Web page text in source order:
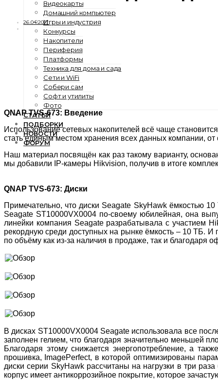
Видеокарты
Домашний компьютер
Игры и индустрия
Конкурсы
Накопители
Периферия
Платформы
Техника для дома и сада
Сети и WiFi
Собери сам
Софт и утилиты
Фото
СТАТЬИ
ПОДБОРКИ
НОВОСТИ
ФОРУМ
26.04.2017
QNAP TVS-673: Введение
Использование сетевых накопителей всё чаще
стать единым местом хранения всех данных компании,
Наш материал посвящён как раз такому варианту,
мы добавили IP-камеры Hikvision, получив в итоге
QNAP TVS-673: Диски
Примечательно, что диски Seagate SkyHawk ёмкостью
Seagate ST10000VX0004 по-своему юбилейная, она
линейки компания Seagate разрабатывала с участием
рекордную среди доступных на рынке ёмкость – 10 ТБ.
по объёму как из-за наличия в продаже, так и благодаря
В дисках ST10000VX0004 Seagate использовала все
заполнен гелием, что благодаря значительно меньшей
Благодаря этому снижается энергопотребление, а
прошивка, ImagePerfect, в которой оптимизированы
диски серии SkyHawk рассчитаны на нагрузки в три
корпус имеет антикоррозийное покрытие, которое